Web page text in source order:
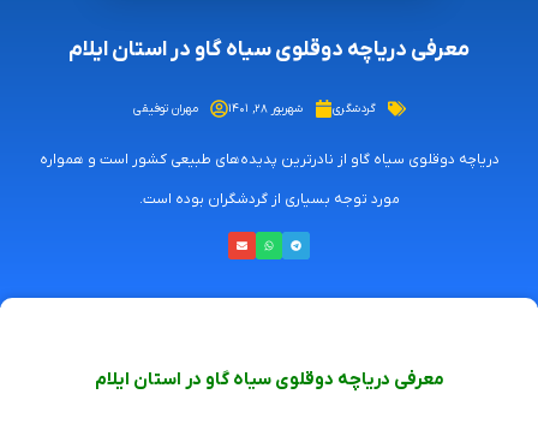
معرفی دریاچه دوقلوی سیاه گاو در استان ایلام
گردشگری شهریور ۲۸, ۱۴۰۱ مهران توفیقی
دریاچه دوقلوی سیاه گاو از نادرترین پدیده‌های طبیعی کشور است و همواره
مورد توجه بسیاری از گردشگران بوده است.
معرفی دریاچه دوقلوی سیاه گاو در استان ایلام